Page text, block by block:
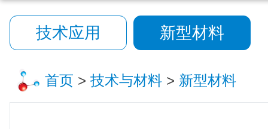
技术应用 新型材料
首页 > 技术与材料 > 新型材料